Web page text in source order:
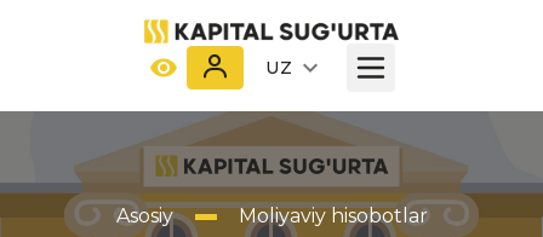
UZ
Asosiy Moliyaviy hisobotlar